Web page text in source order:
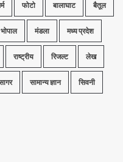
फोटो बालाघाट बैतूल
भोपाल मंडला मध्य प्रदेश
राष्ट्रीय रिजल्ट लेख
सामान्य ज्ञान सिवनी